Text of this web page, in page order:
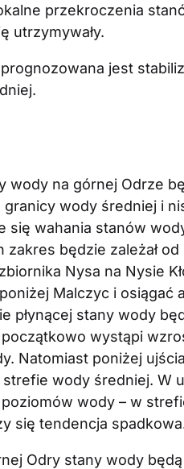
przekroczenia
utrzymywały.
prognozowana jest
wody na górnej Odrze
wody średniej i
się wahania stanów
będzie zależał
Nysa na Nysie
Malczyc i osiągać
płynącej stany wody
wystąpi
Natomiast poniżej
wody średniej. W
wody – w
się tendencja
Odry stany wody będą